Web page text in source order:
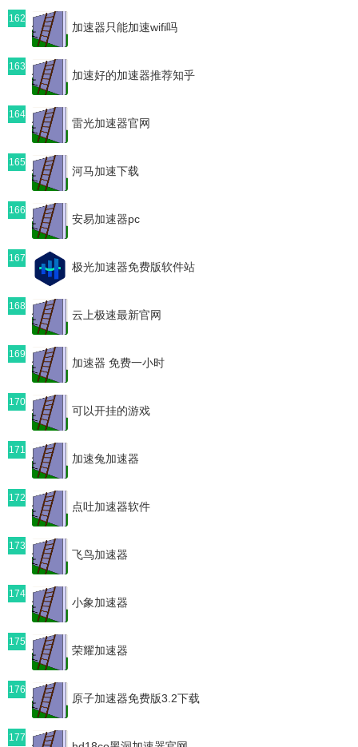
162
加速器只能加速wifi吗
163
加速好的加速器推荐知乎
164
雷光加速器官网
165
河马加速下载
166
安易加速器pc
167
极光加速器免费版软件站
168
云上极速最新官网
169
加速器 免费一小时
170
可以开挂的游戏
171
加速兔加速器
172
点吐加速器软件
173
飞鸟加速器
174
小象加速器
175
荣耀加速器
176
原子加速器免费版3.2下载
177